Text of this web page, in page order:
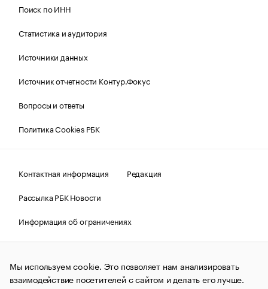
Поиск по ИНН
Статистика и аудитория
Источники данных
Источник отчетности Контур.Фокус
Вопросы и ответы
Политика Cookies РБК
Контактная информация
Редакция
Рассылка РБК Новости
Информация об ограничениях
Правовая информация
О соблюдении авторских прав
© АО «РОСБИЗНЕСКОНСАЛТИНГ»,1995–2026.Сообщения
и материалы информационного агентства «РБК»
(зарегистрировано Федеральной службой по надзору в сфере
Мы используем cookie. Это позволяет нам анализировать
взаимодействие посетителей с сайтом и делать его лучше.